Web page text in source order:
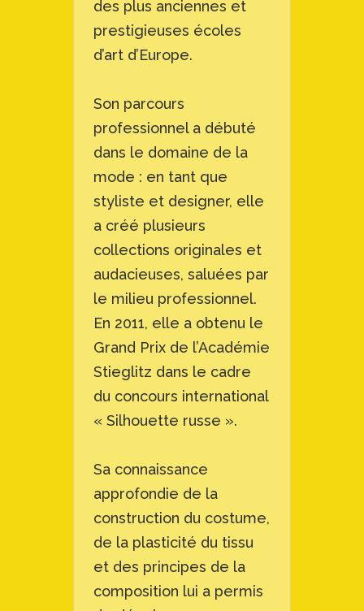
des plus anciennes et
prestigieuses écoles
d’art d’Europe.
Son parcours
professionnel a débuté
dans le domaine de la
mode : en tant que
styliste et designer, elle
a créé plusieurs
collections originales et
audacieuses, saluées par
le milieu professionnel.
En 2011, elle a obtenu le
Grand Prix de l’Académie
Stieglitz dans le cadre
du concours international
« Silhouette russe ».
Sa connaissance
approfondie de la
construction du costume,
de la plasticité du tissu
et des principes de la
composition lui a permis